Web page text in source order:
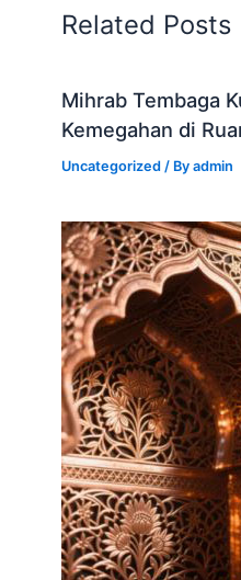
Related Posts
Mihrab Tembaga
Kemegahan di
Uncategorized / Byadmin